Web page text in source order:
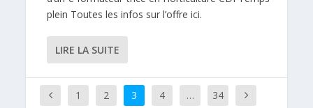
plein Toutes les infos sur l’offre ici.
LIRE LA SUITE
1 2 3 4 … 34